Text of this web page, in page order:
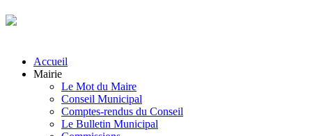
Accueil
Mairie
Le Mot du Maire
Conseil Municipal
Comptes-rendus du Conseil
Le Bulletin Municipal